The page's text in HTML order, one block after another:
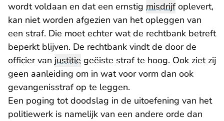
wordt voldaan en dat een ernstig misdrijfoplevert,
kan niet worden afgezien van het opleggen van
een straf. Die moet echter wat de rechtbank betreft
beperkt blijven. De rechtbank vindt de door de
officier van justitie geëiste straf te hoog. Ook ziet zij
geen aanleiding om in wat voor vorm dan ook
gevangenisstraf op te leggen.
Een poging tot doodslag in de uitoefening van het
politiewerk is namelijk van een andere orde dan